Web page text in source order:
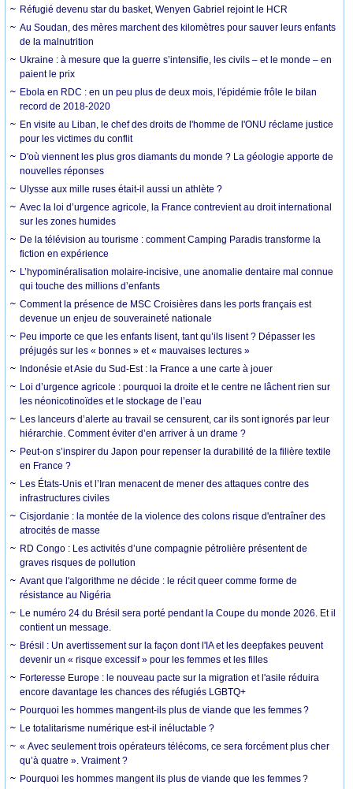
Réfugié devenu star du basket, Wenyen Gabriel rejoint le HCR
Au Soudan, des mères marchent des kilomètres pour sauver leurs enfants
de la malnutrition
Ukraine : à mesure que la guerre s’intensifie, les civils – et le monde – en
paient le prix
Ebola en RDC : en un peu plus de deux mois, l'épidémie frôle le bilan
record de 2018-2020
En visite au Liban, le chef des droits de l'homme de l'ONU réclame justice
pour les victimes du conflit
D'où viennent les plus gros diamants du monde ? La géologie apporte de
nouvelles réponses
Ulysse aux mille ruses était-il aussi un athlète ?
Avec la loi d’urgence agricole, la France contrevient au droit international
sur les zones humides
De la télévision au tourisme : comment Camping Paradis transforme la
fiction en expérience
L’hypominéralisation molaire-incisive, une anomalie dentaire mal connue
qui touche des millions d’enfants
Comment la présence de MSC Croisières dans les ports français est
devenue un enjeu de souveraineté nationale
Peu importe ce que les enfants lisent, tant qu’ils lisent ? Dépasser les
préjugés sur les « bonnes » et « mauvaises lectures »
Indonésie et Asie du Sud-Est : la France a une carte à jouer
Loi d’urgence agricole : pourquoi la droite et le centre ne lâchent rien sur
les néonicotinoïdes et le stockage de l’eau
Les lanceurs d’alerte au travail se censurent, car ils sont ignorés par leur
hiérarchie. Comment éviter d’en arriver à un drame ?
Peut-on s’inspirer du Japon pour repenser la durabilité de la filière textile
en France ?
Les États-Unis et l’Iran menacent de mener des attaques contre des
infrastructures civiles
Cisjordanie : la montée de la violence des colons risque d'entraîner des
atrocités de masse
RD Congo : Les activités d’une compagnie pétrolière présentent de
graves risques de pollution
Avant que l'algorithme ne décide : le récit queer comme forme de
résistance au Nigéria
Le numéro 24 du Brésil sera porté pendant la Coupe du monde 2026. Et il
contient un message.
Brésil : Un avertissement sur la façon dont l'IA et les deepfakes peuvent
devenir un « risque excessif » pour les femmes et les filles
Forteresse Europe : le nouveau pacte sur la migration et l'asile réduira
encore davantage les chances des réfugiés LGBTQ+
Pourquoi les hommes mangent-ils plus de viande que les femmes ?
Le totalitarisme numérique est-il inéluctable ?
« Avec seulement trois opérateurs télécoms, ce sera forcément plus cher
qu’à quatre ». Vraiment ?
Pourquoi les hommes mangent ils plus de viande que les femmes ?